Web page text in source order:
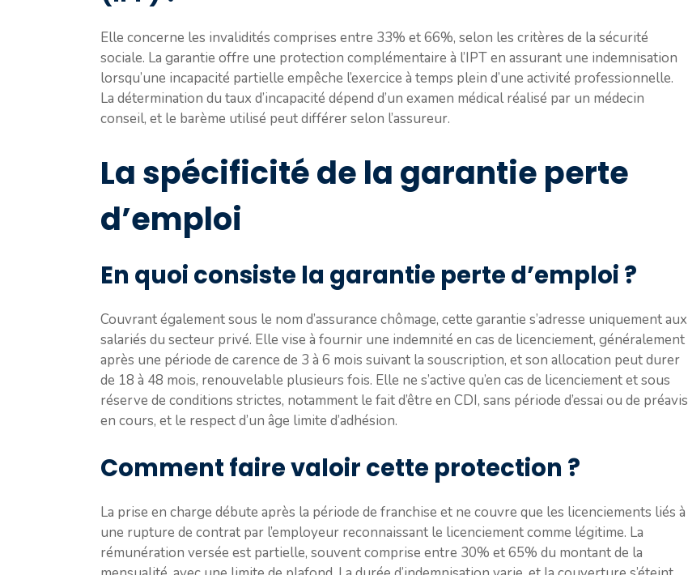
Elle concerne les invalidités comprises entre 33% et 66%, selon les critères de la sécurité
sociale. La garantie offre une protection complémentaire à l’IPT en assurant une indemnisation
lorsqu’une incapacité partielle empêche l’exercice à temps plein d’une activité professionnelle.
La détermination du taux d’incapacité dépend d’un examen médical réalisé par un médecin
conseil, et le barème utilisé peut différer selon l’assureur.
La spécificité de la garantie perte
d’emploi
En quoi consiste la garantie perte d’emploi ?
Couvrant également sous le nom d’assurance chômage, cette garantie s’adresse uniquement aux
salariés du secteur privé. Elle vise à fournir une indemnité en cas de licenciement, généralement
après une période de carence de 3 à 6 mois suivant la souscription, et son allocation peut durer
de 18 à 48 mois, renouvelable plusieurs fois. Elle ne s’active qu’en cas de licenciement et sous
réserve de conditions strictes, notamment le fait d’être en CDI, sans période d’essai ou de préavis
en cours, et le respect d’un âge limite d’adhésion.
Comment faire valoir cette protection ?
La prise en charge débute après la période de franchise et ne couvre que les licenciements liés à
une rupture de contrat par l’employeur reconnaissant le licenciement comme légitime. La
rémunération versée est partielle, souvent comprise entre 30% et 65% du montant de la